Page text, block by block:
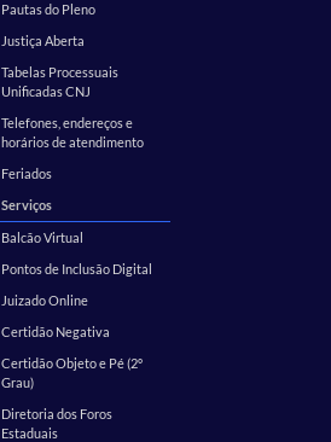
Pautas do Pleno
Justiça Aberta
Tabelas Processuais
Unificadas CNJ
Telefones, endereços e
horários de atendimento
Feriados
Serviços
Balcão Virtual
Pontos de Inclusão Digital
Juizado Online
Certidão Negativa
Certidão Objeto e Pé (2º
Grau)
Diretoria dos Foros
Estaduais